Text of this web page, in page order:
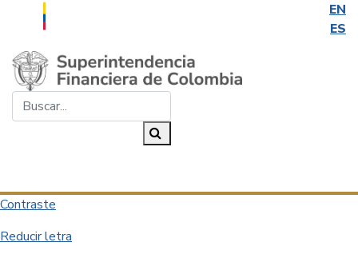
EN
ES
Saltar al contenido principal
Contraste
Reducir letra